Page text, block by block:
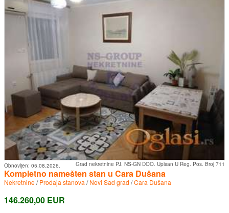
Grad nekretnine PJ. NS-GN DOO. Upisan U Reg. Pos. Broj 711
Obnovljen: 05.08.2026.
Kompletno namešten stan u Cara Dušana
Nekretnine/Prodaja stanova /Novi Sad grad /Cara Dušana
146.260,00 EUR